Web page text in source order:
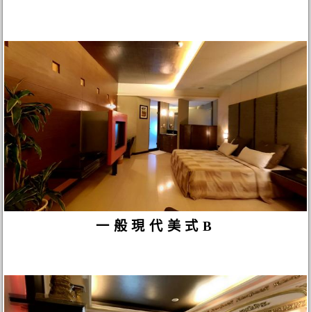
一般現代美式B